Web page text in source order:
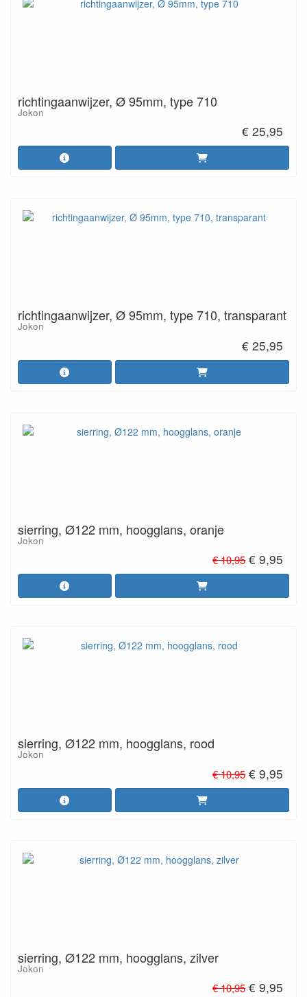
richtingaanwijzer, Ø 95mm, type 710
Jokon
€ 25,95
richtingaanwijzer, Ø 95mm, type 710, transparant
Jokon
€ 25,95
sierring, Ø122 mm, hoogglans, oranje
Jokon
€ 10,95 € 9,95
sierring, Ø122 mm, hoogglans, rood
Jokon
€ 10,95 € 9,95
sierring, Ø122 mm, hoogglans, zilver
Jokon
€ 10,95 € 9,95